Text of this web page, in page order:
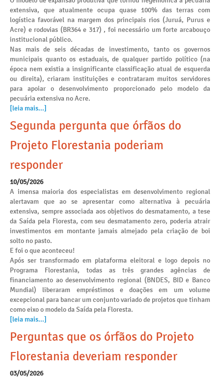
extensiva, que atualmente ocupa quase 100% das terras com
logística favorável na margem dos principais rios (Juruá, Purus e
Acre) e rodovias (BR364 e 317) , foi necessário um forte arcabouço
institucional público.
Nas mais de seis décadas de investimento, tanto os governos
municipais quanto os estaduais, de qualquer partido político (na
época nem existia a insignificante classificação atual de esquerda
ou direita), criaram instituições e contrataram muitos servidores
para apoiar o desenvolvimento proporcionado pelo modelo da
pecuária extensiva no Acre.
[leia mais...]
Segunda pergunta que órfãos do
Projeto Florestania poderiam
responder
10/05/2026
A imensa maioria dos especialistas em desenvolvimento regional
alertavam que ao se apresentar como alternativa à pecuária
extensiva, sempre associada aos objetivos do desmatamento, a tese
da Saída pela Floresta, com seu desmatamento zero, poderia atrair
investimentos em montante jamais almejado pela criação de boi
solto no pasto.
E foi o que aconteceu!
Após ser transformado em plataforma eleitoral e logo depois no
Programa Florestania, todas as três grandes agências de
financiamento ao desenvolvimento regional (BNDES, BID e Banco
Mundial) liberaram empréstimos e doações em um volume
excepcional para bancar um conjunto variado de projetos que tinham
como eixo o modelo da Saída pela Floresta.
[leia mais...]
Perguntas que os órfãos do Projeto
Florestania deveriam responder
03/05/2026